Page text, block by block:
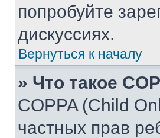
попробуйте
дискуссиях.
Вернуться к началу
» Что такое
COPPA (Child
частных прав